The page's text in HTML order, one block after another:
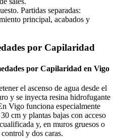
Partidas separadas:
principal, acabados y
por Capilaridad
por Capilaridad en Vigo
el ascenso de agua desde el
y se inyecta resina hidrofugante
Vigo funciona especialmente
cm y plantas bajas con acceso
y, en muros gruesos o
y dos caras.